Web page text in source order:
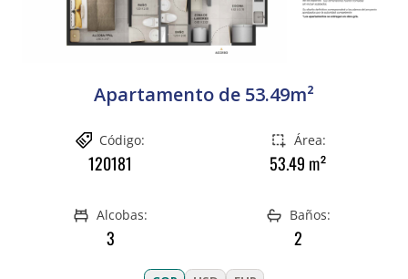
Apartamento de 53.49m²
Código:
120181
Área:
53.49 m²
Alcobas:
3
Baños:
2